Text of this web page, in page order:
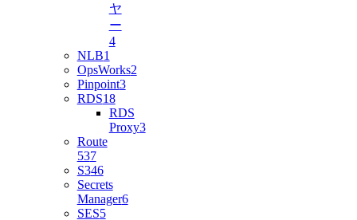
ヤ
ー
4
NLB1
OpsWorks2
Pinpoint3
RDS18
RDS
Proxy3
Route
537
S346
Secrets
Manager6
SES5